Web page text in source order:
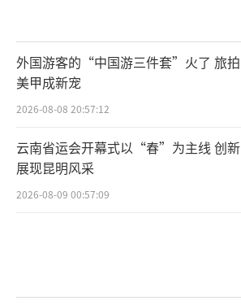
外国游客的“中国游三件套”火了 旅拍
美甲成新宠
2026-08-08 20:57:12
云南省运会开幕式以“春”为主线 创新
展现昆明风采
2026-08-09 00:57:09